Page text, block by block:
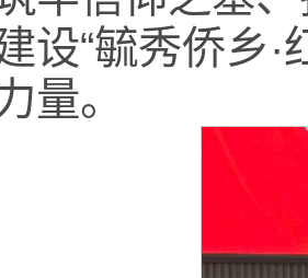
设“毓秀侨乡
量。